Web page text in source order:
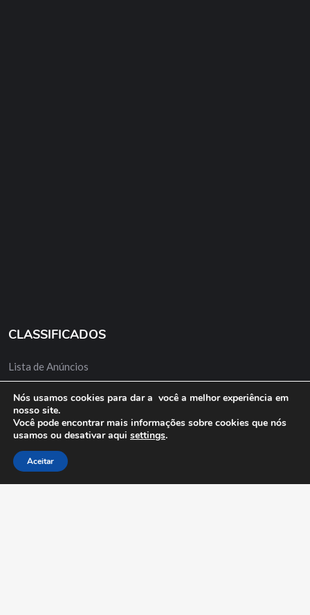
CLASSIFICADOS
Lista de Anúncios
Anuncie Grátis
Nós usamos cookies para dar a você a melhor experiência em
nosso site.
Você pode encontrar mais informações sobre cookies que nós
usamos ou desativar aqui settings.
Aceitar